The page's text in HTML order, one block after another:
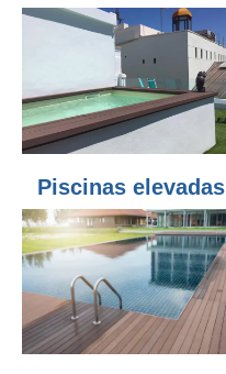
Piscinas elevadas